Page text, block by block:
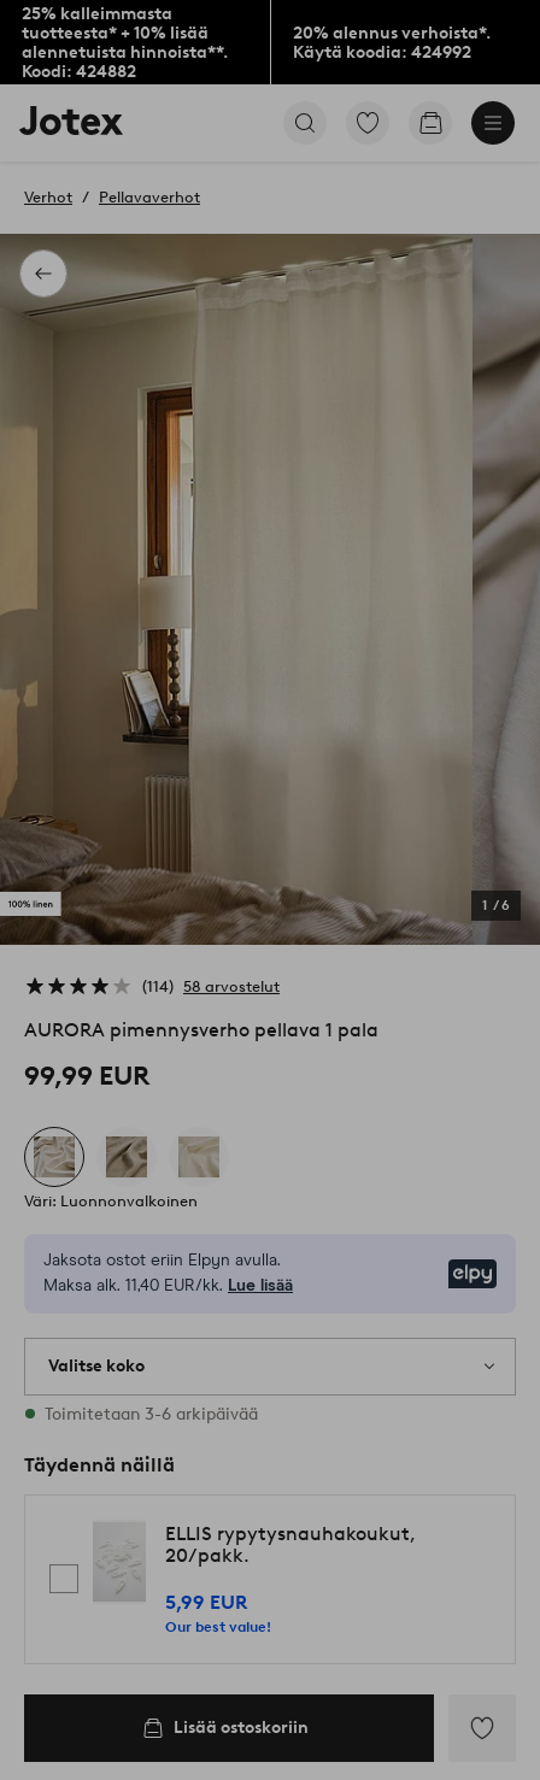
25% kalleimmasta
tuotteesta* + 10% lisää
alennetuista hinnoista**.
Koodi: 424882
20% alennus verhoista*.
Käytä koodia: 424992
Jotex-
logo
aloitussivulle
Siirry
Siirry
Takaisin
Verhot Pellavaverhot
1 /6
114 58 arvostelut
AURORA pimennysverho pellava 1 pala
99,99 EUR
Väri: Luonnonvalkoinen
Jaksota ostot eriin Elpyn avulla.
Maksa alk. 11,40 EUR/kk. Lue lisää
Valitse koko
Varastossa on kaikkia kokoja
Toimitetaan 3-6 arkipäivää
Täydennä näillä
ELLIS rypytysnauhakoukut,
20/pakk.
5,99 EUR
Our best value!
Lisää ostoskoriin